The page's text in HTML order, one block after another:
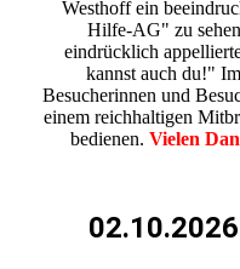
Westhoff ein
Hilfe-AG" zu
eindrücklich
kannst auch du!"
Besucherinnen und
einem reichhaltigen
bedienen. Vielen